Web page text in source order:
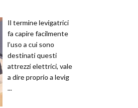
Il termine levigatrici
fa capire facilmente
l’uso a cui sono
destinati questi
attrezzi elettrici, vale
a dire proprio a levig
...